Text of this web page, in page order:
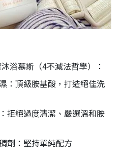
浴慕斯（4不減法哲學）：
：頂級胺基酸，打造絕佳洗
拒絕過度清潔、嚴選溫和胺
劑：堅持單純配方